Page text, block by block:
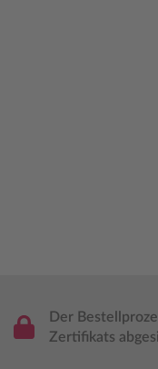
Der
Zertifikats